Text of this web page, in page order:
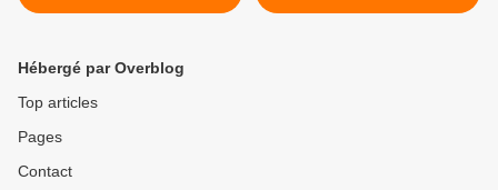
Hébergé par Overblog
Top articles
Pages
Contact